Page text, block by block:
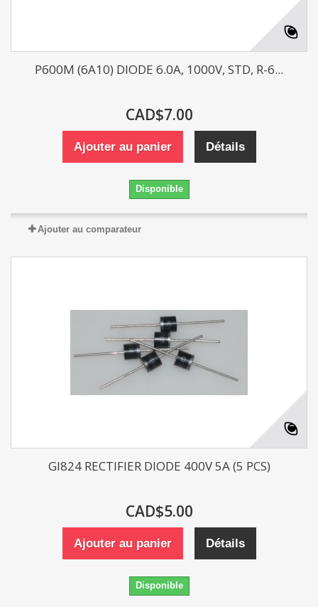
P600M (6A10) DIODE 6.0A, 1000V, STD, R-6...
CAD$7.00
Ajouter au panier Détails
Disponible
Ajouter au comparateur
GI824 RECTIFIER DIODE 400V 5A (5 PCS)
CAD$5.00
Ajouter au panier Détails
Disponible